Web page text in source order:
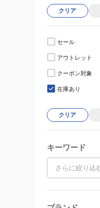
クリア
セール
アウトレット
クーポン対象
在庫あり
クリア
キーワード